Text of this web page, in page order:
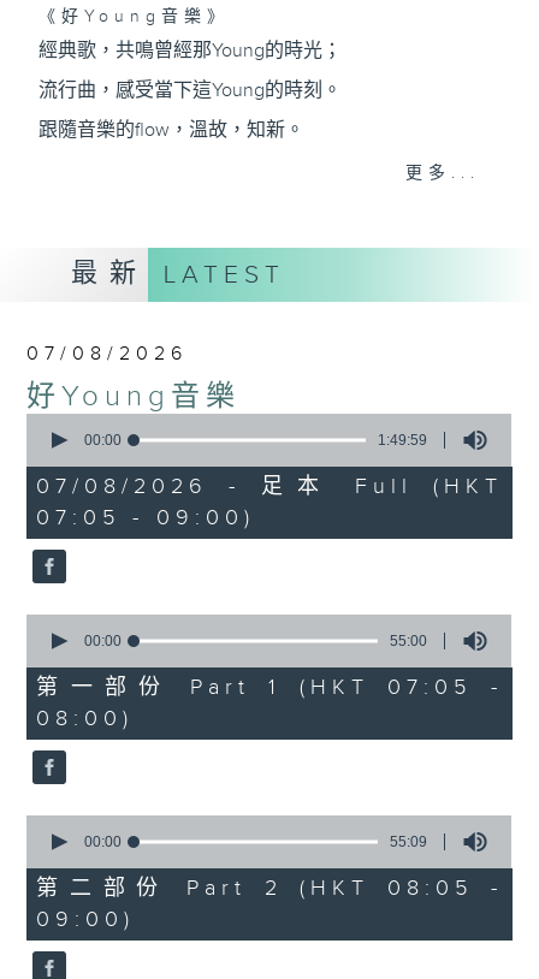
《好Young音樂》
經典歌，共鳴曾經那Young的時光；
流行曲，感受當下這Young的時刻。
跟隨音樂的flow，溫故，知新。
（廣東歌經典）、溫故知新（新歌精選）。
《好Young音樂》
葉宇波為你呈現音樂好模Young！
更多...
最新 LATEST
07/08/2026
好Young音樂
seconds
1
hour,
49
minutes,
59
seconds
00:00 1:49:59
07/08/2026 - 足本 Full (HKT
07:05 - 09:00)
seconds
55
minutes,
0
seconds
00:00 55:00
第一部份 Part 1 (HKT 07:05 -
08:00)
seconds
55
minutes,
9
seconds
00:00 55:09
第二部份 Part 2 (HKT 08:05 -
09:00)